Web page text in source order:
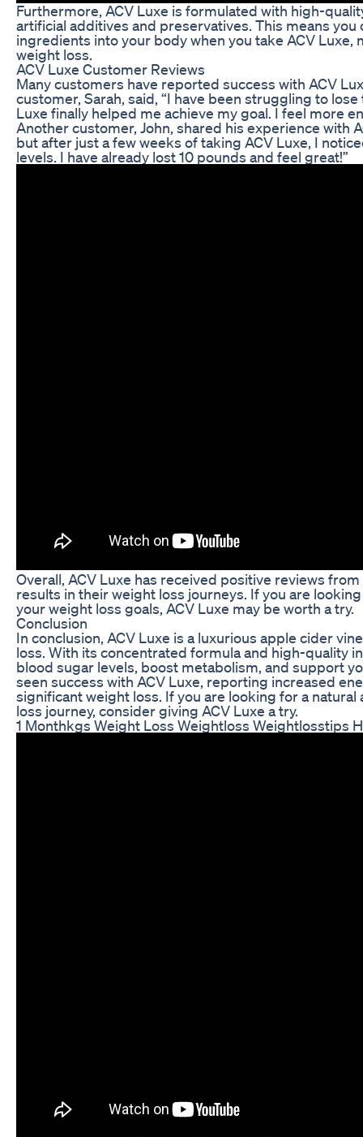
Furthermore, ACV Luxe is formulated with high-
artificial additives and preservatives. This means
ingredients into your body when you take ACV
weight loss.
ACV Luxe Customer Reviews
Many customers have reported success with ACV
customer, Sarah, said, “I have been struggling to
Luxe finally helped me achieve my goal. I feel more
Another customer, John, shared his experience with
but after just a few weeks of taking ACV Luxe, I
levels. I have already lost 10 pounds and feel great!”
Overall, ACV Luxe has received positive reviews
results in their weight loss journeys. If you are
your weight loss goals, ACV Luxe may be worth a try.
Conclusion
In conclusion, ACV Luxe is a luxurious apple cider
loss. With its concentrated formula and high-quality
blood sugar levels, boost metabolism, and support
seen success with ACV Luxe, reporting increased
significant weight loss. If you are looking for a
loss journey, consider giving ACV Luxe a try.
1 Monthkgs Weight Loss Weightloss Weightlosstips